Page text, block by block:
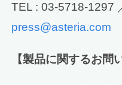
TEL : 03-5718-1297
press@asteria.com
【製品に関するお問